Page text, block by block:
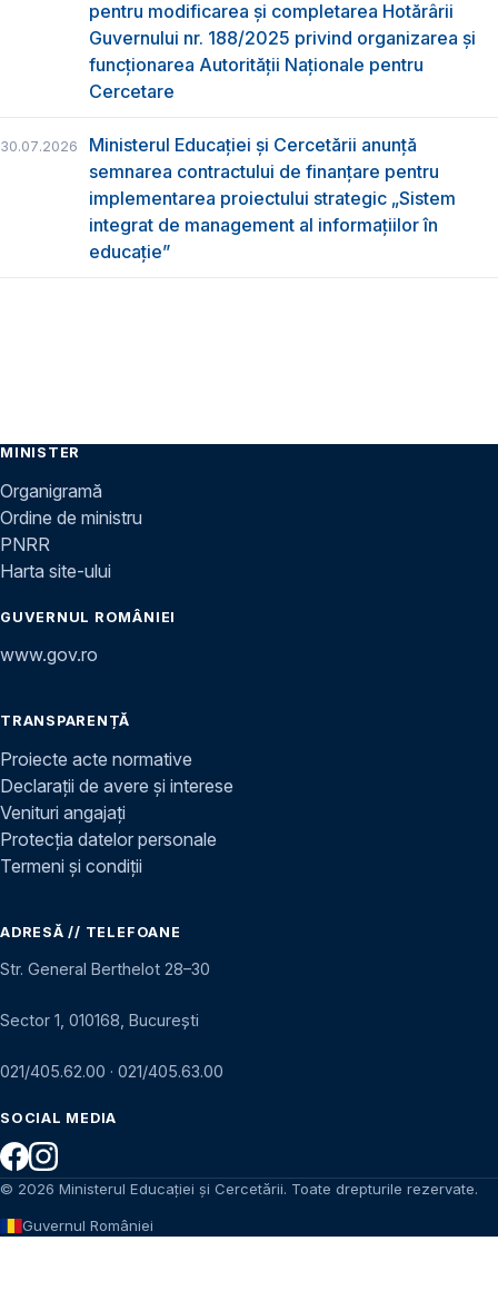
pentru modificarea și completarea Hotărârii
Guvernului nr. 188/2025 privind organizarea şi
funcţionarea Autorităţii Naţionale pentru
Cercetare
30.07.2026
Ministerul Educației și Cercetării anunță
semnarea contractului de finanțare pentru
implementarea proiectului strategic „Sistem
integrat de management al informațiilor în
educație”
MINISTER
Organigramă
Ordine de ministru
PNRR
Harta site-ului
GUVERNUL ROMÂNIEI
www.gov.ro
TRANSPARENȚĂ
Proiecte acte normative
Declarații de avere și interese
Venituri angajați
Protecția datelor personale
Termeni și condiții
ADRESĂ // TELEFOANE
Str. General Berthelot 28–30
Sector 1, 010168, București
021/405.62.00 · 021/405.63.00
SOCIAL MEDIA
© 2026 Ministerul Educației și Cercetării. Toate drepturile rezervate.
Guvernul României